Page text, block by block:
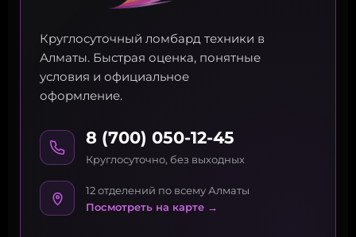
Круглосуточный ломбард техники в
Алматы. Быстрая оценка, понятные
условия и официальное
оформление.
8 (700) 050-12-45
Круглосуточно, без выходных
12 отделений по всему Алматы
Посмотреть на карте →